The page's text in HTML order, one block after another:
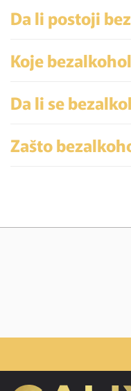
Da li postoji
Koje
Da li se
Zašto